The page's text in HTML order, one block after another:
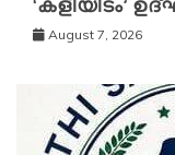
August 7, 2026